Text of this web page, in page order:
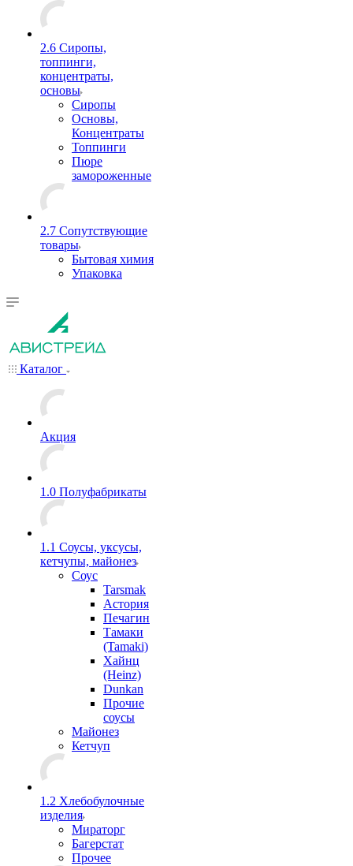
2.6 Сиропы,
топпинги,
концентраты,
основы
Сиропы
Основы,
Концентраты
Топпинги
Пюре
замороженные
2.7 Сопутствующие
товары
Бытовая химия
Упаковка
Каталог
Акция
1.0 Полуфабрикаты
1.1 Соусы, уксусы,
кетчупы, майонез
Соус
Tarsmak
Астория
Печагин
Тамаки
(Tamaki)
Хайнц
(Heinz)
Dunkan
Прочие
соусы
Майонез
Кетчуп
1.2 Хлебобулочные
изделия
Мираторг
Багерстат
Прочее